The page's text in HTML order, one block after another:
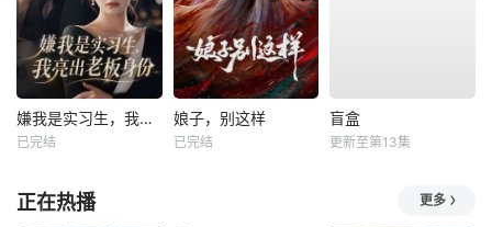
嫌我是实习生，我亮出老板身份
已完结
娘子，别这样
已完结
盲盒
更新至第13集
正在热播 更多